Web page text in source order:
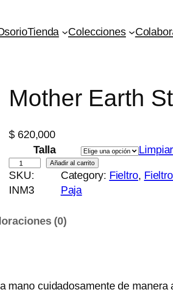
Tienda Colecciones
Mother Earth
$620,000
Talla
Limpiar
M
o
t
e
r
Añadir al carrito
SKU:
INM3
Category: Fieltro,
Paja
(0)
mano cuidadosamente de